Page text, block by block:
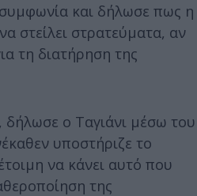
και δήλωσε πως η
στείλει στρατεύματα, αν
τη διατήρηση της
δήλωσε ο Ταγιάνι μέσω του
υποστήριζε το
να κάνει αυτό που
της